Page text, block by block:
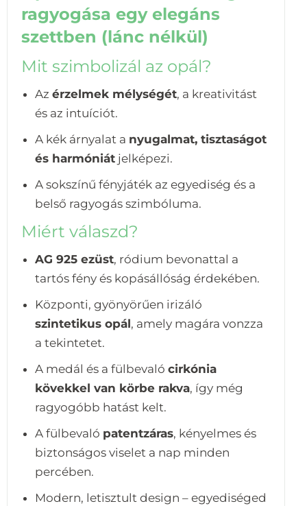
ragyogása egy elegáns
szettben (lánc nélkül)
Mit szimbolizál az opál?
Az érzelmek mélységét, a kreativitást
és az intuíciót.
A kék árnyalat a nyugalmat, tisztaságot
és harmóniát jelképezi.
A sokszínű fényjáték az egyediség és a
belső ragyogás szimbóluma.
Miért válaszd?
AG 925 ezüst, ródium bevonattal a
tartós fény és kopásállóság érdekében.
Központi, gyönyörűen irizáló
szintetikus opál, amely magára vonzza
a tekintetet.
A medál és a fülbevaló cirkónia
kövekkel van körbe rakva, így még
ragyogóbb hatást kelt.
A fülbevaló patentzáras, kényelmes és
biztonságos viselet a nap minden
percében.
Modern, letisztult design – egyediséged